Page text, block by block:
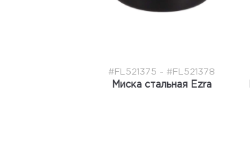
#FL521375 - #FL521378
Миска стальная Ezra